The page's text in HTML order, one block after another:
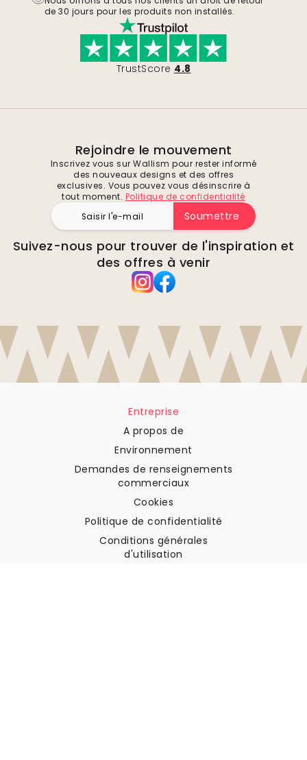
de 30 jours pour les produits non installés.
TrustScore 4.8
Rejoindre le mouvement
Inscrivez vous sur Wallism pour rester informé
des nouveaux designs et des offres
exclusives. Vous pouvez vous désinscrire à
tout moment. Politique de confidentialité
Soumettre
Suivez-nous pour trouver de l'inspiration et
des offres à venir
Entreprise
A propos de
Environnement
Demandes de renseignements
commerciaux
Cookies
Politique de confidentialité
Conditions générales
d'utilisation